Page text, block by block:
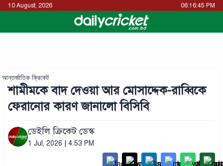
10 August, 2026 06:16:45 PM
আন্তর্জাতিক ক্রিকেট
শামীমকে বাদ দেওয়া আর মোসাদ্দেক-রাব্বিকে
ফেরানোর কারণ জানালো বিসিবি
ডেইলি ক্রিকেট ডেস্ক
1 Jul, 2026 | 4:53 PM